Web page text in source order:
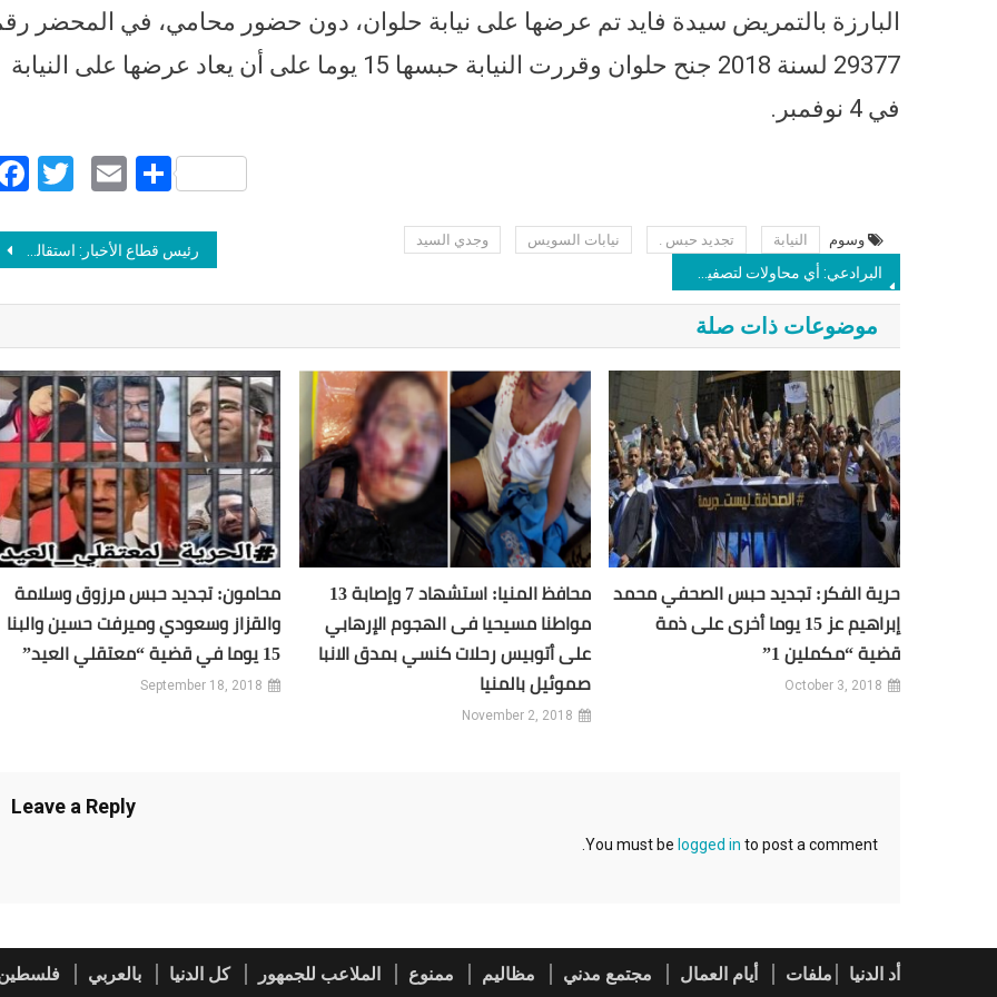
البارزة بالتمريض سيدة فايد تم عرضها على نيابة حلوان، دون حضور محامي، في المحضر
29377 لسنة 2018 جنح حلوان وقررت النيابة حبسها 15 يوما على أن يعاد عرضها على النيابة
في 4 نوفمبر.
Facebook
Twitter
EmailShare
وسوم النيابة تجديد حبس . نيابات السويس وجدي السيد navigation
رئيس قطاع الأخبار: استقالة توفيق عكاشة من التليفزيون بعد قرار إحالته للتحقيق بسبب عمله في الحياة
موضوعات ذات صلة
حرية الفكر: تجديد حبس الصحفي محمد
إبراهيم عز 15 يوما أخرى على ذمة
قضية “مكملين 1”
October 3, 2018
محافظ المنيا: استشهاد 7 وإصابة 13
مواطنا مسيحيا فى الهجوم الإرهابي
على أتوبيس رحلات كنسي بمدق الانبا
صموئيل بالمنيا
November 2, 2018
محامون: تجديد حبس مرزوق وسلامة
والقزاز وسعودي وميرفت حسين والبنا
15 يوما في قضية “معتقلي العيد”
September 18, 2018
Leave a Reply
You must be logged in to post a comment.
أد الدنيا ملفات أيام العمال مجتمع مدني مظاليم ممنوع الملاعب للجمهور كل الدنيا بالعربي فلسطين